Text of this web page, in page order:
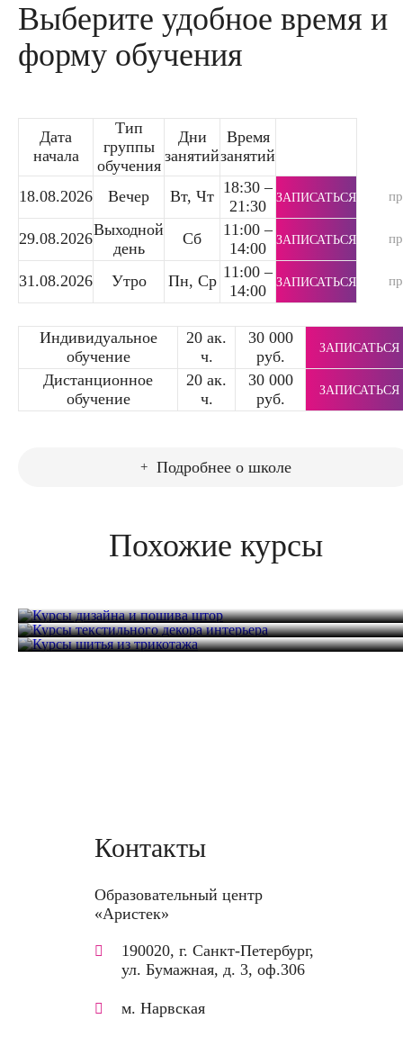
Выберите удобное время и
форму обучения
Дата
начала
Тип
группы
обучения
Дни
занятий
Время
занятий
18.08.2026 Вечер Вт, Чт 18:30 –
21:30
ЗАПИСАТЬСЯ
29.08.2026Выходной
день
Сб
11:00 –
14:00
ЗАПИСАТЬСЯ
31.08.2026 Утро Пн, Ср 11:00 –
14:00
ЗАПИСАТЬСЯ
Индивидуальное
обучение
20 ак.
ч.
30 000
руб.
ЗАПИСАТЬСЯ
Дистанционное
обучение
20 ак.
ч.
30 000
руб.
ЗАПИСАТЬСЯ
Подробнее о школе
Похожие курсы
32 часа 42 000 руб.
Курсы текстильного декора интерьера
Курсы шитья из трикотажа
Контакты
Образовательный центр
«Аристек»
190020, г. Санкт-Петербург,
ул. Бумажная, д. 3, оф.306
м. Нарвская